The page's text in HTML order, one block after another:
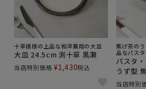
十草模様の上品な和洋兼用の大皿
大皿 24.5cm 渕十草 黒瀬
当店特別価格 ¥1,430税込
焦げ茶の
品なパス
パスタ
うず型
当店特別